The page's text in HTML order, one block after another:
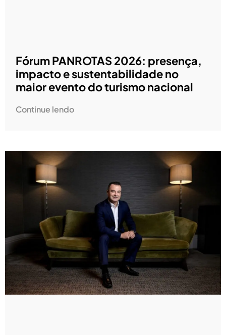
Fórum PANROTAS 2026: presença,
impacto e sustentabilidade no
maior evento do turismo nacional
Continue lendo